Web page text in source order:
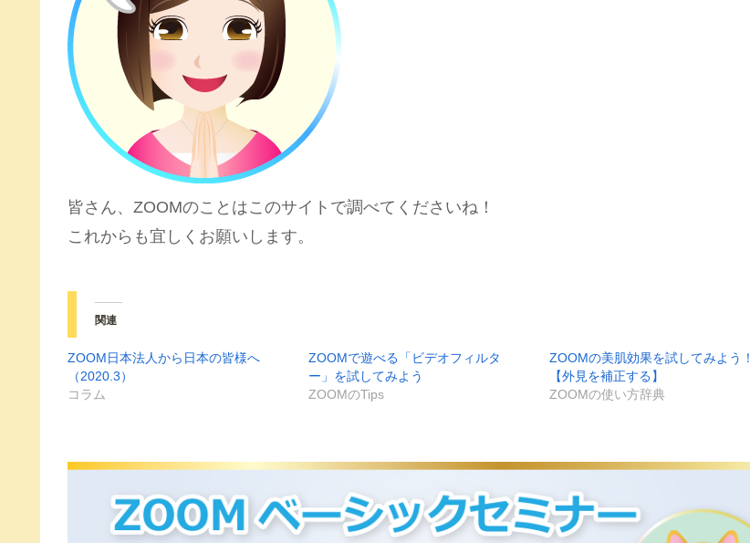
皆さん、ZOOMのことはこのサイトで調べてくださいね！
これからも宜しくお願いします。
関連
ZOOM日本法人から日本の皆様へ
（2020.3）
コラム
ZOOMで遊べる「ビデオフィルタ
ー」を試してみよう
ZOOMのTips
ZOOMの美肌効果を試してみよう！
【外見を補正する】
ZOOMの使い方辞典